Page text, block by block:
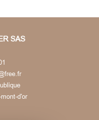
SAS
mont-d'or